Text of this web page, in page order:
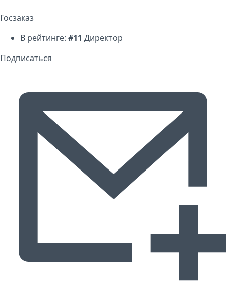
Госзаказ
В рейтинге: #11 Директор
Подписаться